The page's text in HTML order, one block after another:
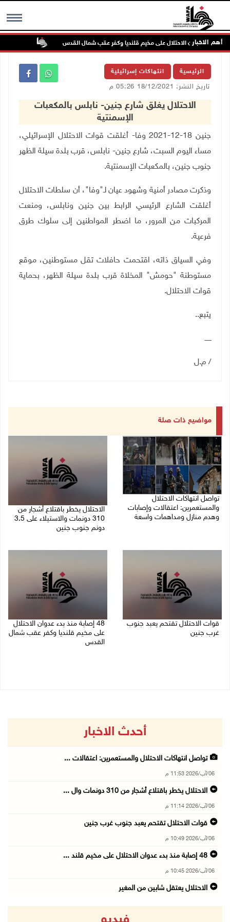
MENU أهم الاخبار
الرئيسية انتهاكات إسرائيلية
تاريخ النشر: 18/12/2021 05:26 م
الاحتلال يغلق شارع جنين- نابلس بالمكعبات
الإسمنتية
جنين 18-12-2021 وفا- أغلقت قوات الاحتلال الإسرائيلي،
مساء اليوم السبت، شارع جنين- نابلس، قرب بلدة سيلة الظهر
جنوب جنين، بالمكعبات الإسمنتية.
وذكرت مصادر أمنية وشهود عيان لـ"وفا"، أن سلطات الاحتلال
أغلقت الشارع الرئيسي الرابط بين جنين ونابلس، ومنعت
المركبات من المرور، ما اضطر المواطنين إلى سلوك طرق
فرعية.
وفي السياق ذاته، اقتحمت حافلات تقل مستوطنين، موقع
مستوطنة "حومش" المخلاة قرب بلدة سيلة الظهر، بحماية
قوات الاحتلال.
يتبع..
ــــــ
/ م.ل
مواضيع ذات صلة
تواصل انتهاكات الاحتلال
والمستعمرين: اعتقالات وإصابات
وهدم منازل ومداهمات واسعة
الاحتلال يخطر باقتلاع أشجار من
310 دونمات والاستيلاء على 3.5
دونم جنوب جنين
قوات الاحتلال تقتحم يعبد جنوب
غرب جنين
48 إصابة منذ بدء عدوان الاحتلال
على مخيم قلنديا وكفر عقب شمال
القدس
أحدث الاخبار
تواصل انتهاكات الاحتلال والمستعمرين: اعتقالات ...
06/آب/2026 11:53 م
الاحتلال يخطر باقتلاع أشجار من 310 دونمات وال ...
06/آب/2026 11:14 م
قوات الاحتلال تقتحم يعبد جنوب غرب جنين
06/آب/2026 10:49 م
48 إصابة منذ بدء عدوان الاحتلال على مخيم قلند ...
06/آب/2026 10:45 م
الاحتلال يعتقل شابين من المغير